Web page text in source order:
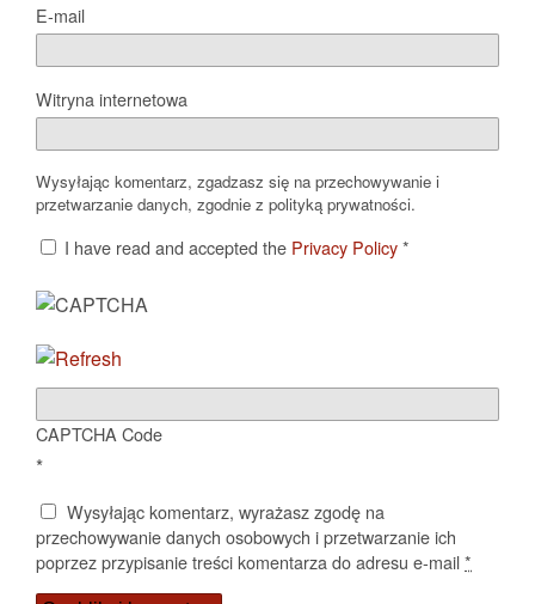
E-mail
Witryna internetowa
Wysyłając komentarz, zgadzasz się na przechowywanie i
przetwarzanie danych, zgodnie z polityką prywatności.
I have read and accepted the Privacy Policy*
CAPTCHA Code
*
Wysyłając komentarz, wyrażasz zgodę na
przechowywanie danych osobowych i przetwarzanie ich
poprzez przypisanie treści komentarza do adresu e-mail*